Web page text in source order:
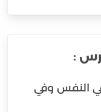
:
النفس وفي